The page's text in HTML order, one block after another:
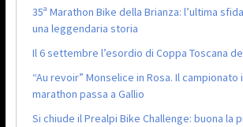
35ª Marathon Bike della Brianza: l’ultima
una leggendaria storia
Il 6 settembre l’esordio di Coppa Toscana
“Au revoir” Monselice in Rosa. Il campionato
marathon passa a Gallio
Si chiude il Prealpi Bike Challenge: buona la